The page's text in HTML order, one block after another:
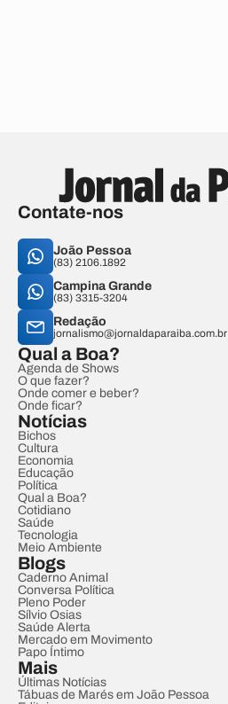
Contate-nos
João Pessoa
(83) 2106.1892
Campina Grande
(83) 3315-3204
Redação
jornalismo@jornaldaparaiba.com.br
Qual a Boa?
Agenda de Shows
O que fazer?
Onde comer e beber?
Onde ficar?
Notícias
Bichos
Cultura
Economia
Educação
Política
Qual a Boa?
Cotidiano
Saúde
Tecnologia
Meio Ambiente
Blogs
Caderno Animal
Conversa Política
Pleno Poder
Sílvio Osias
Saúde Alerta
Mercado em Movimento
Papo Íntimo
Mais
Últimas Notícias
Tábuas de Marés em João Pessoa